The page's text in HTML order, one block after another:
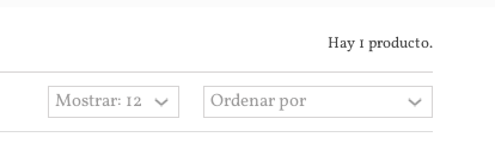
Hay 1 producto.